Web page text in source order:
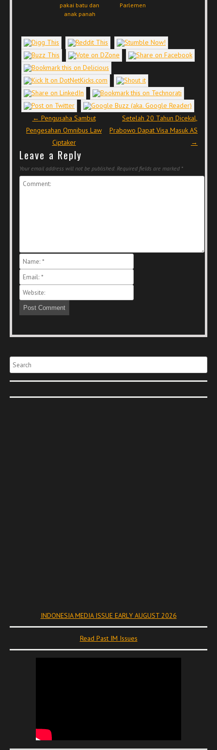
pakai batu dan
anak panah
Parlemen
Post navigation
← Pengusaha Sambut
Pengesahan Omnibus Law
Ciptaker
Setelah 20 Tahun Dicekal,
Prabowo Dapat Visa Masuk AS
→
Leave a Reply
Your email address will not be published. Required fields are marked *
Search
INDONESIA MEDIA ISSUE EARLY AUGUST 2026
Read Past IM Issues